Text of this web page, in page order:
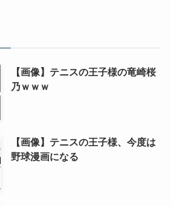
【画像】テニスの王子様の竜崎桜
乃ｗｗｗ
【画像】テニスの王子様、今度は
野球漫画になる